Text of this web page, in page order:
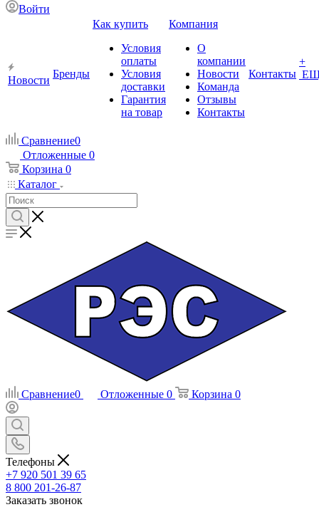
Войти
Новости
Бренды
Как купить
Условия
оплаты
Условия
доставки
Гарантия
на товар
Компания
О
компании
Новости
Команда
Отзывы
Контакты
Контакты
+
Сравнение0
Отложенные 0
Корзина 0
Каталог
Сравнение0 Отложенные 0 Корзина 0
Телефоны
+7 920 501 39 65
8 800 201-26-87
Заказать звонок